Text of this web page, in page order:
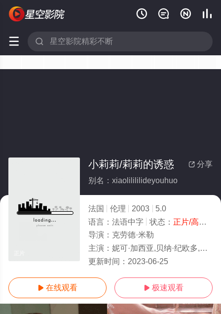
   
 
 分享
小莉莉/莉莉的诱惑
别名：xiaolilililideyouhuo
法国 伦理 2003
5.0
语言： 法语中字 状态： 正片/高清
导演： 克劳德·米勒
主演： 妮可·加西亚,贝纳·纪欧多,让-皮埃尔·马里埃尔
更新时间： 2023-06-25
 在线观看  极速观看